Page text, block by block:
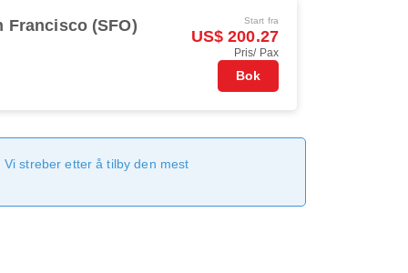
Francisco (SFO) Start fra
US$ 200.27
Pris/ Pax
Bok
streber etter å tilby den mest